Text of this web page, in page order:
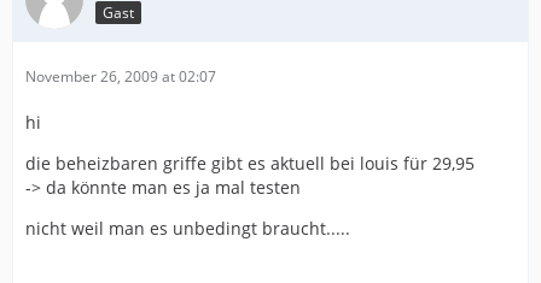
Gast
November 26, 2009 at 02:07
hi
die beheizbaren griffe gibt es aktuell bei louis für 29,95
-> da könnte man es ja mal testen
nicht weil man es unbedingt braucht.....